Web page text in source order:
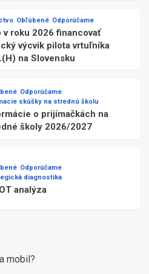
Obľúbené Odporúčame
v roku 2026 financovať
výcvik pilota vrtuľníka
na Slovensku
Odporúčame
skúšky na strednú školu
o prijímačkách na
školy 2026/2027
Odporúčame
diagnostika
analýza
mobil?